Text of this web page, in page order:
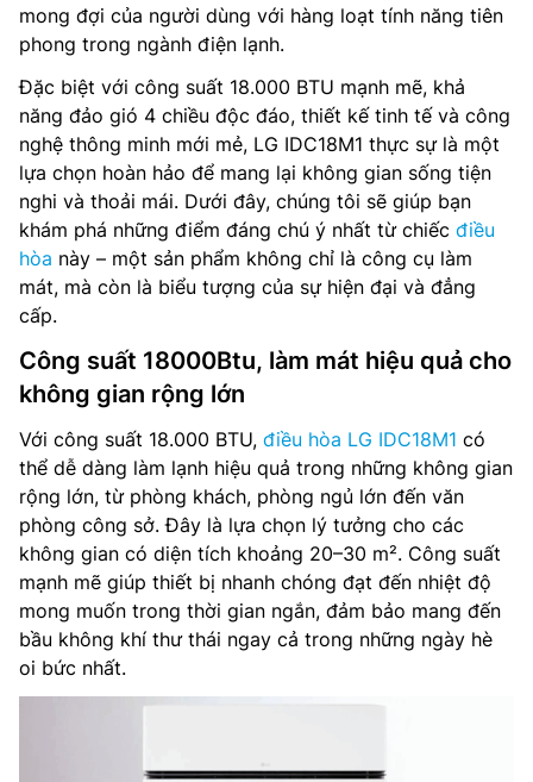
mong đợi của người dùng với hàng loạt tính năng tiên
phong trong ngành điện lạnh.
Đặc biệt với công suất 18.000 BTU mạnh mẽ, khả
năng đảo gió 4 chiều độc đáo, thiết kế tinh tế và công
nghệ thông minh mới mẻ, LG IDC18M1 thực sự là một
lựa chọn hoàn hảo để mang lại không gian sống tiện
nghi và thoải mái. Dưới đây, chúng tôi sẽ giúp bạn
khám phá những điểm đáng chú ý nhất từ chiếc điều
hòa này – một sản phẩm không chỉ là công cụ làm
mát, mà còn là biểu tượng của sự hiện đại và đẳng
cấp.
Công suất 18000Btu, làm mát hiệu quả cho
không gian rộng lớn
Với công suất 18.000 BTU, điều hòa LG IDC18M1 có
thể dễ dàng làm lạnh hiệu quả trong những không gian
rộng lớn, từ phòng khách, phòng ngủ lớn đến văn
phòng công sở. Đây là lựa chọn lý tưởng cho các
không gian có diện tích khoảng 20–30 m². Công suất
mạnh mẽ giúp thiết bị nhanh chóng đạt đến nhiệt độ
mong muốn trong thời gian ngắn, đảm bảo mang đến
bầu không khí thư thái ngay cả trong những ngày hè
oi bức nhất.